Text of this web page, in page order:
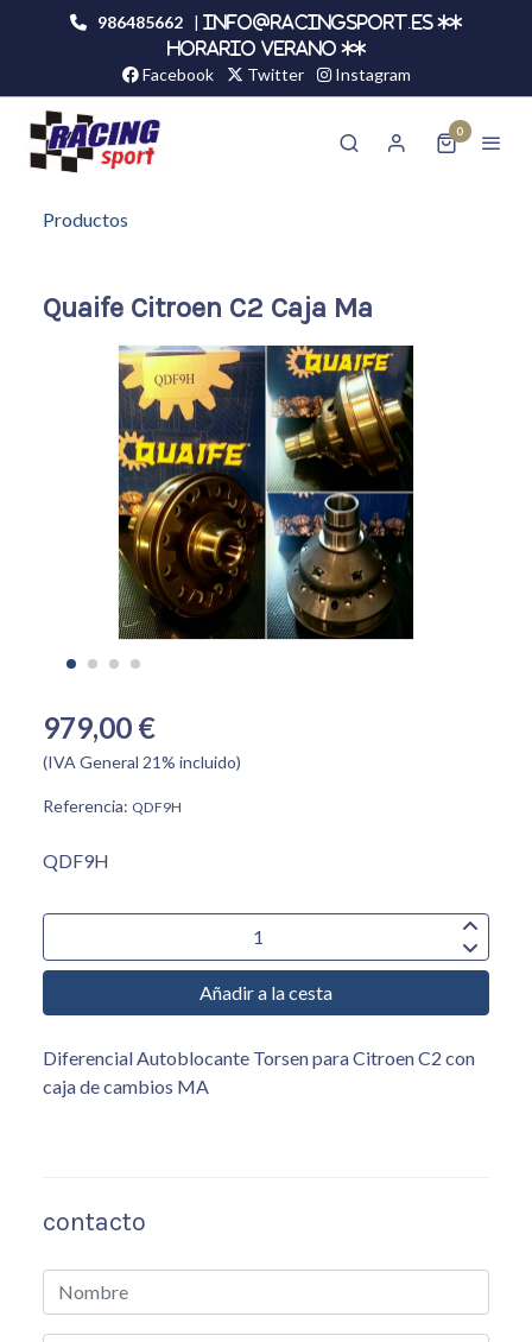
986485662 |
info@racingsport.es **
HORARIO VERANO **
Facebook Twitter Instagram
0
Productos
Quaife Citroen C2 Caja Ma
979,00 €
(IVA General 21% incluido)
Referencia: QDF9H
QDF9H
Añadir a la cesta
Diferencial Autoblocante Torsen para Citroen C2 con
caja de cambios MA
contacto